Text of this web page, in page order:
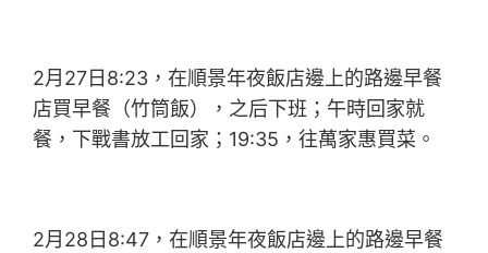
2月27日8:23，在順景年夜飯店邊上的路邊早餐
店買早餐（竹筒飯），之后下班；午時回家就
餐，下戰書放工回家；19:35，往萬家惠買菜。
2月28日8:47，在順景年夜飯店邊上的路邊早餐